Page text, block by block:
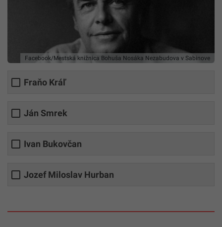
Facebook/Mestská knižnica Bohuša Nosáka Nezabudova v Sabinove
Fraňo Kráľ
Ján Smrek
Ivan Bukovčan
Jozef Miloslav Hurban